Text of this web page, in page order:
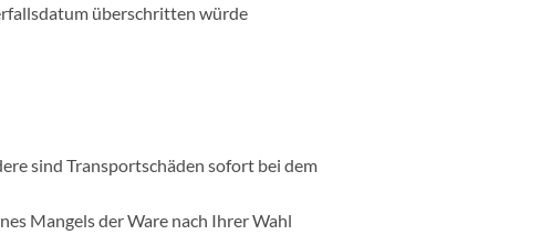
überschritten würde
sind Transportschäden sofort bei dem
Mangels der Ware nach Ihrer Wahl